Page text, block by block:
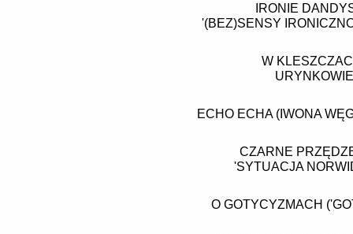
IRONIE
'(BEZ)SENSY
W
ECHO ECHA (IWONA
CZARNE
'SYTUACJA
O GOTYCYZMACH